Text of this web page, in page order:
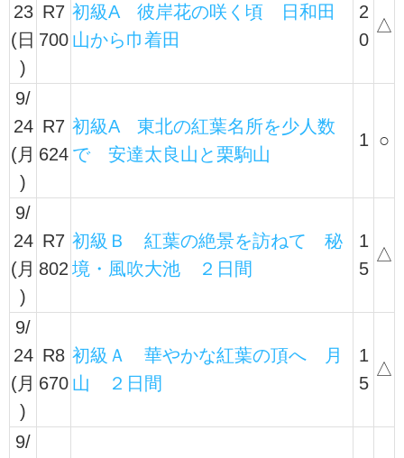
23
(日
)
R7
700
初級A 彼岸花の咲く頃 日和田
山から巾着田
2
0
△
9/
24
(月
)
R7
624
初級A 東北の紅葉名所を少人数
で 安達太良山と栗駒山
1 ○
9/
24
(月
)
R7
802
初級Ｂ 紅葉の絶景を訪ねて 秘
境・風吹大池 ２日間
1
5
△
9/
24
(月
)
R8
670
初級Ａ 華やかな紅葉の頂へ 月
山 ２日間
1
5
△
9/